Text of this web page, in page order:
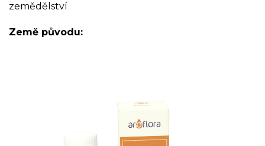
zemědělství
Země původu: